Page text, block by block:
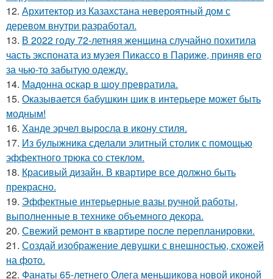
12. Архитектор из Казахстана невероятный дом с
деревом внутри разработал.
13. В 2022 году 72-летняя женщина случайно похитила
часть экспоната из музея Пикассо в Париже, приняв его
за чью-то забытую одежду.
14. Мадонна оскар в шоу превратила.
15. Оказывается бабушкин шик в интерьере может быть
модным!
16. Ханде эрчел выросла в икону стиля.
17. Из булыжника сделали элитный столик с помощью
эффектного трюка со стеклом.
18. Красивый дизайн. В квартире все должно быть
прекрасно.
19. Эффектные интерьерные вазы ручной работы,
выполненные в технике объемного декора.
20. Свежий ремонт в квартире после перепланировки.
21. Создай изображение девушки с внешностью, схожей
на фото.
22. Фанаты 65-летнего Олега меньшикова новой иконой